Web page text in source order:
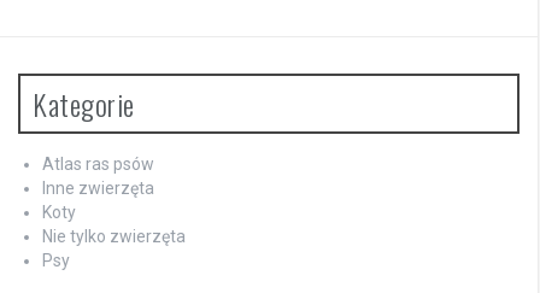
Kategorie
Atlas ras psów
Inne zwierzęta
Koty
Nie tylko zwierzęta
Psy